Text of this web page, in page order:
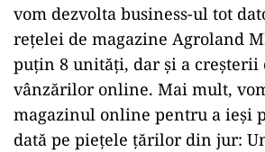
vom dezvolta business-ul tot
rețelei de magazine Agroland
puțin 8 unități, dar și a creșterii
vânzărilor online. Mai mult,
magazinul online pentru a ieși
dată pe piețele țărilor din jur: